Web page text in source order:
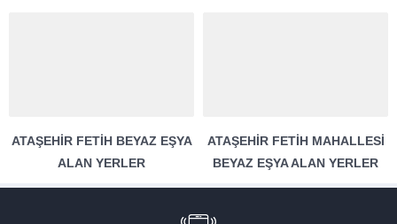
ATAŞEHIR FETIH BEYAZ EŞYA
ALAN YERLER
ATAŞEHIR FETIH MAHALLESI
BEYAZ EŞYA ALAN YERLER